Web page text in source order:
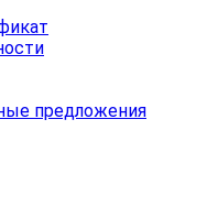
предложения